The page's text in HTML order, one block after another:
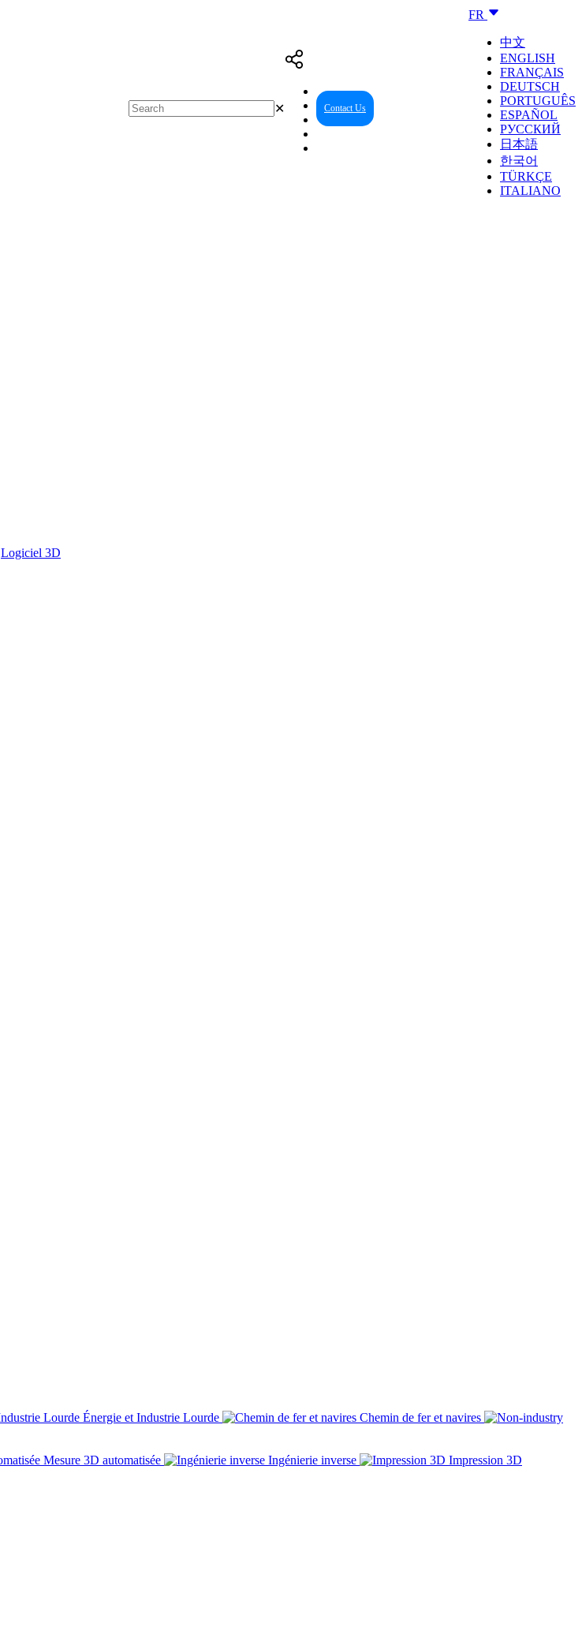
FR
中文
ENGLISH
FRANÇAIS
DEUTSCH
PORTUGUÊS
ESPAÑOL
РУССКИЙ
日本語
한국어
TÜRKÇE
ITALIANO
Contact Us
✕
Logiciel 3D
Énergie et Industrie Lourde
Chemin de fer et navires
Mesure 3D automatisée Ingénierie inverse
Impression 3D